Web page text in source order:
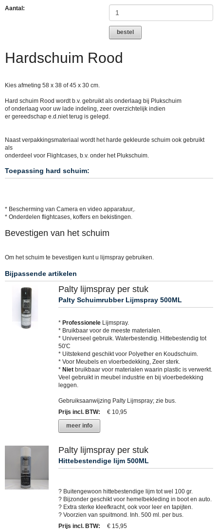
Aantal:
bestel
Hardschuim Rood
Kies afmeting 58 x 38 of 45 x 30 cm.
Hard schuim Rood wordt b.v. gebruikt als onderlaag bij Plukschuim
of onderlaag voor uw lade indeling, zeer overzichtelijk indien
er gereedschap e.d.niet terug is gelegd.
Naast verpakkingsmateriaal wordt het harde gekleurde schuim ook gebruikt
als
onderdeel voor Flightcases, b.v. onder het Plukschuim.
Toepassing hard schuim:
* Bescherming van Camera en video apparatuur,.
* Onderdelen flightcases, koffers en bekistingen.
Bevestigen van het schuim
Om het schuim te bevestigen kunt u lijmspray gebruiken.
Bijpassende artikelen
Palty lijmspray per stuk
Palty Schuimrubber Lijmspray 500ML
* Professionele Lijmspray.
* Bruikbaar voor de meeste materialen.
* Universeel gebruik. Waterbestendig. Hittebestendig tot
50'C
* Uitstekend geschikt voor Polyether en Koudschuim.
* Voor Meubels en vloerbedekking, Zeer sterk.
* Niet bruikbaar voor materialen waarin plastic is verwerkt.
Veel gebruikt in meubel industrie en bij vloerbedekking
leggen.
Gebruiksaanwijzing Palty Lijmspray; zie bus.
Prijs incl. BTW:
€ 10,95
meer info
Palty lijmspray per stuk
Hittebestendige lijm 500ML
? Buitengewoon hittebestendige lijm tot wel 100 gr.
? Bijzonder geschikt voor hemelbekleding in boot en auto.
? Extra sterke kleefkracht, ook voor leer en tapijten.
? Voorzien van spuitmond. Inh. 500 ml. per bus.
Prijs incl. BTW: € 15,95